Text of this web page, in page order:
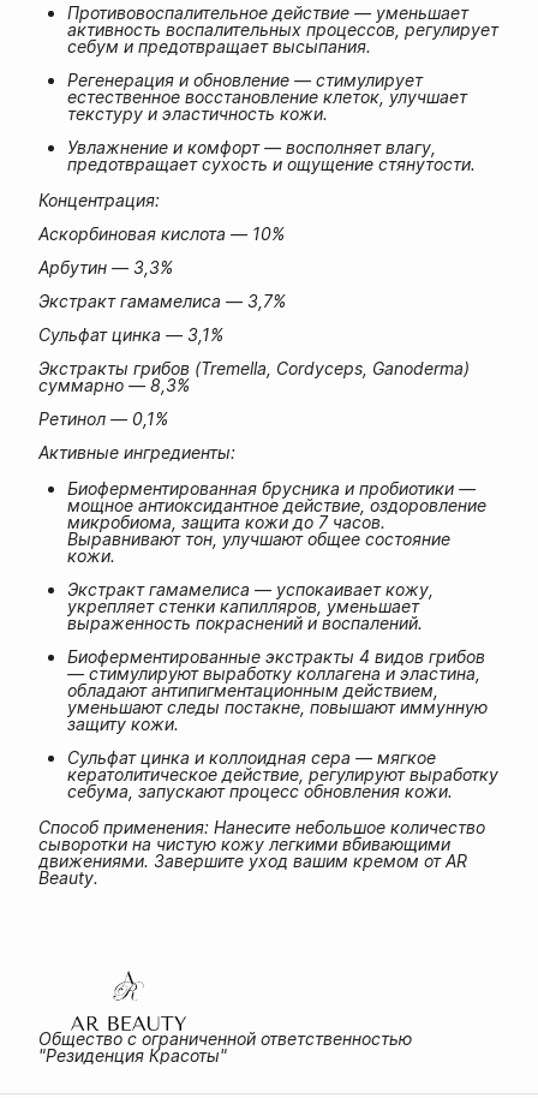
Противовоспалительное действие — уменьшает
активность воспалительных процессов, регулирует
себум и предотвращает высыпания.
Регенерация и обновление — стимулирует
естественное восстановление клеток, улучшает
текстуру и эластичность кожи.
Увлажнение и комфорт — восполняет влагу,
предотвращает сухость и ощущение стянутости.
Концентрация:
Аскорбиновая кислота — 10%
Арбутин — 3,3%
Экстракт гамамелиса — 3,7%
Сульфат цинка — 3,1%
Экстракты грибов (Tremella, Cordyceps, Ganoderma)
суммарно — 8,3%
Ретинол — 0,1%
Активные ингредиенты:
Биоферментированная брусника и пробиотики —
мощное антиоксидантное действие, оздоровление
микробиома, защита кожи до 7 часов.
Выравнивают тон, улучшают общее состояние
кожи.
Экстракт гамамелиса — успокаивает кожу,
укрепляет стенки капилляров, уменьшает
выраженность покраснений и воспалений.
Биоферментированные экстракты 4 видов грибов
— стимулируют выработку коллагена и эластина,
обладают антипигментационным действием,
уменьшают следы постакне, повышают иммунную
защиту кожи.
Сульфат цинка и коллоидная сера — мягкое
кератолитическое действие, регулируют выработку
себума, запускают процесс обновления кожи.
Способ применения: Нанесите небольшое количество
сыворотки на чистую кожу легкими вбивающими
движениями. Завершите уход вашим кремом от AR
Beauty.
Общество с ограниченной ответственностью
"Резиденция Красоты"